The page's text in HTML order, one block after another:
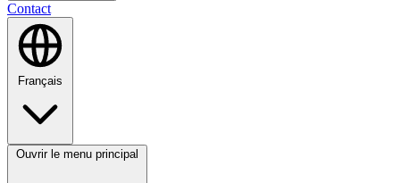
Contact
Ouvrir le menu principal